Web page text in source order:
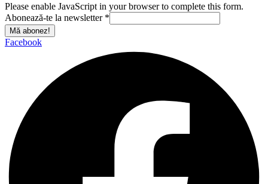
Please enable JavaScript in your browser to complete this form.
Abonează-te la newsletter *
Mă abonez!
Facebook